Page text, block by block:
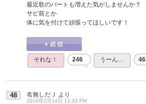
最近歌のパートも増えた気がしませんか？
サビ前とか
体に気を付けて頑張ってほしいです！
それな！ 246 うーん… 46
48 名無しだＪ より
2016年2月14日 11:33 PM